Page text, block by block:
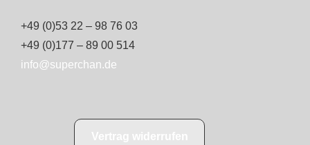
+49 (0)53 22 – 98 76 03
+49 (0)177 – 89 00 514
info@superchan.de